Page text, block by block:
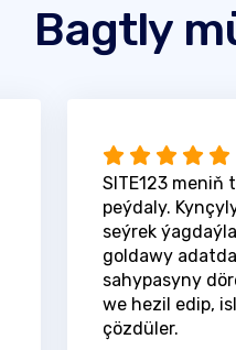
Bagtly
SITE123
peýdaly.
seýrek
goldawy
sahypasyny
we hezil edip,
çözdüler.